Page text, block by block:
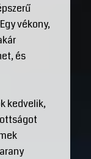
vékony,
és
kedvelik,